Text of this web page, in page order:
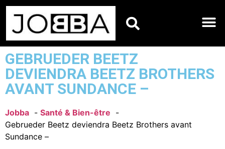
GEBRUEDER BEETZ
DEVIENDRA BEETZ BROTHERS
AVANT SUNDANCE –
Jobba
Santé & Bien-être
Gebrueder Beetz deviendra Beetz Brothers avant
Sundance –